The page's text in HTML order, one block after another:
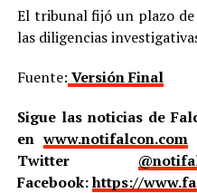
El tribunal fijó un plazo
las diligencias
Fuente: Versión Final
Sigue las noticias de
enwww.notifalcon.com
Twitter
Facebook:https://